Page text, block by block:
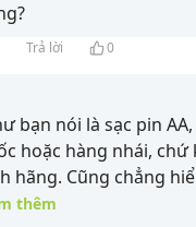
Trả lời 0
bạn nói là sạc pin
hoặc hàng nhái, chứ
hãng. Cũng chẳng
thêm